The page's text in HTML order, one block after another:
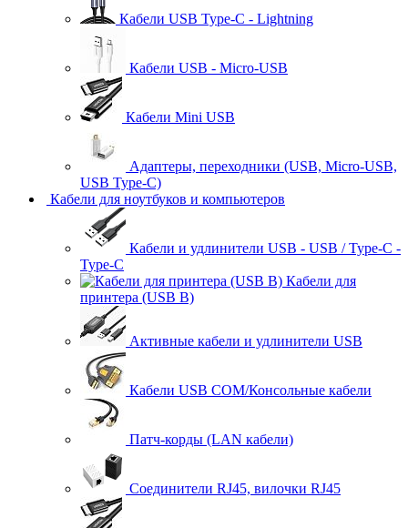
Кабели USB Type-C - Lightning
Кабели USB - Micro-USB
Кабели Mini USB
Адаптеры, переходники (USB, Micro-USB,
USB Type-C)
Кабели для ноутбуков и компьютеров
Кабели и удлинители USB - USB / Type-C -
Type-C
Кабели для
принтера (USB B)
Активные кабели и удлинители USB
Кабели USB COM/Консольные кабели
Патч-корды (LAN кабели)
Соединители RJ45, вилочки RJ45